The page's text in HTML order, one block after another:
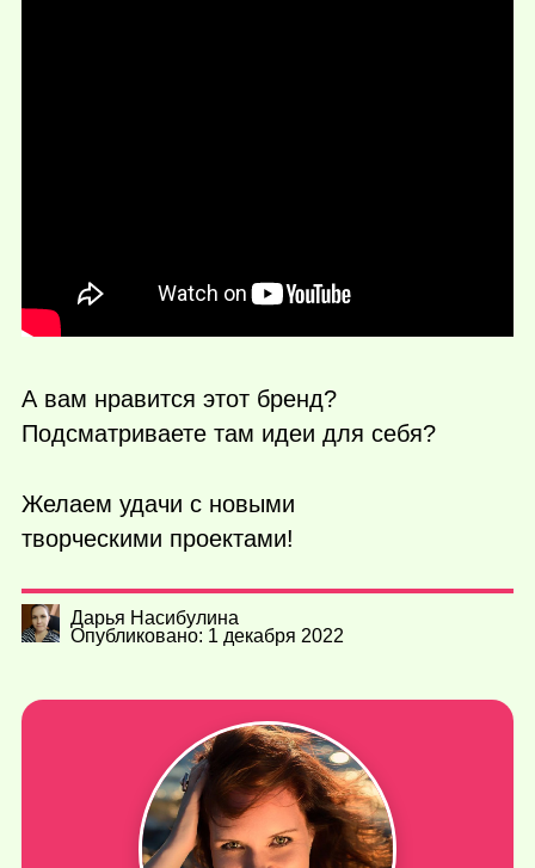
А вам нравится этот бренд?
Подсматриваете там идеи для себя?
Желаем удачи с новыми
творческими проектами!
Дарья Насибулина
Опубликовано: 1 декабря 2022